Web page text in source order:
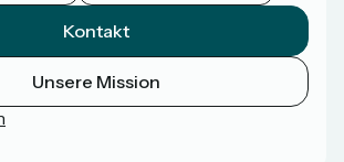
Kontakt
Unsere Mission